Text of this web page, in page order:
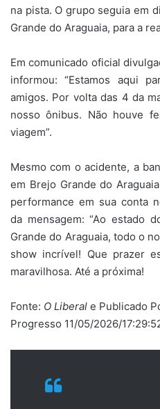
na pista. O grupo seguia em
Grande do Araguaia, para a
Em comunicado oficial
informou: “Estamos aqui
amigos. Por volta das 4 da
nosso ônibus. Não houve
viagem”.
Mesmo com o acidente, a
em Brejo Grande do
performance em sua conta
da mensagem: “Ao estado
Grande do Araguaia, todo o
show incrível! Que prazer
maravilhosa. Até a próxima!
Fonte: O Liberal e Publicado
Progresso 11/05/2026/